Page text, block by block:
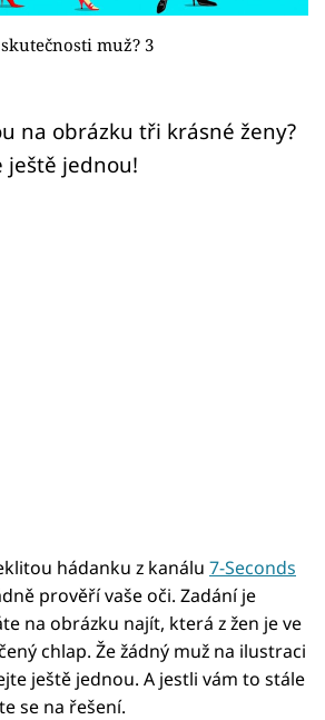
muž? 3
na obrázku tři krásné ženy?
ještě jednou!
hádanku z kanálu 7-Seconds
prověří vaše oči. Zadání je
na obrázku najít, která z žen je ve
chlap. Že žádný muž na ilustraci
ještě jednou. A jestli vám to stále
se na řešení.